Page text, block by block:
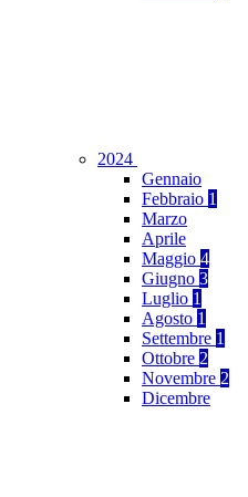
2024
Gennaio
Febbraio 1
Marzo
Aprile
Maggio 4
Giugno 3
Luglio 1
Agosto 1
Settembre 1
Ottobre 2
Novembre 2
Dicembre